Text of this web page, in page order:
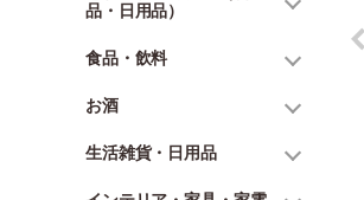
品・日用品）
食品・飲料
お酒
生活雑貨・日用品